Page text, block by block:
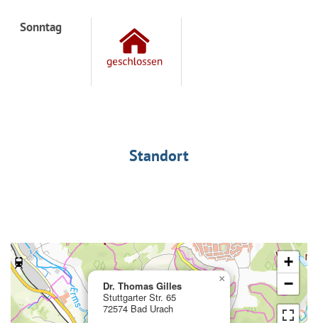
Sonntag
Standort
Dr. Thomas Gilles
Stuttgarter Str. 65
72574 Bad Urach
×
+
−